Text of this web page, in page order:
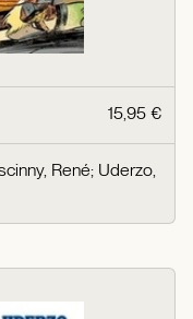
15,95 €
René; Uderzo,